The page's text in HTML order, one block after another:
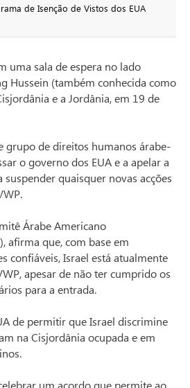
de Isenção de Vistos dos EUA
uma sala de espera no lado
Hussein (também conhecida como
e a Jordânia, em 19 de
grupo de direitos humanos árabe-
o governo dos EUA e a apelar a
quaisquer novas acções
Árabe Americano
afirma que, com base em
confiáveis, Israel está atualmente
apesar de não ter cumprido os
para a entrada.
de permitir que Israel discrimine
na Cisjordânia ocupada e em